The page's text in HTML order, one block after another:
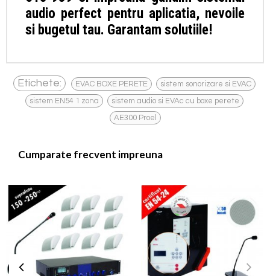
audio perfect pentru aplicatia, nevoile
si bugetul tau. Garantam solutiile!
Etichete: EVAC BOXE PERETE , sistem sonorizare si EVAC ,
sistem EN54 1 zona , sistem audio si EVAc cu boxe perete ,
AE300 Proel
Cumparate frecvent impreuna